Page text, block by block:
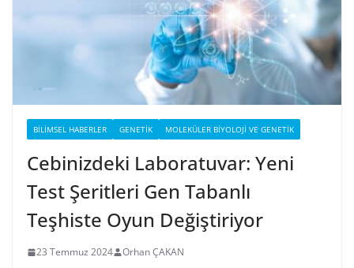
BILIMSEL HABERLER GENETIK MOLEKÜLER BIYOLOJI VE GENETIK
Cebinizdeki Laboratuvar: Yeni
Test Şeritleri Gen Tabanlı
Teşhiste Oyun Değiştiriyor
23 Temmuz 2024 Orhan ÇAKAN